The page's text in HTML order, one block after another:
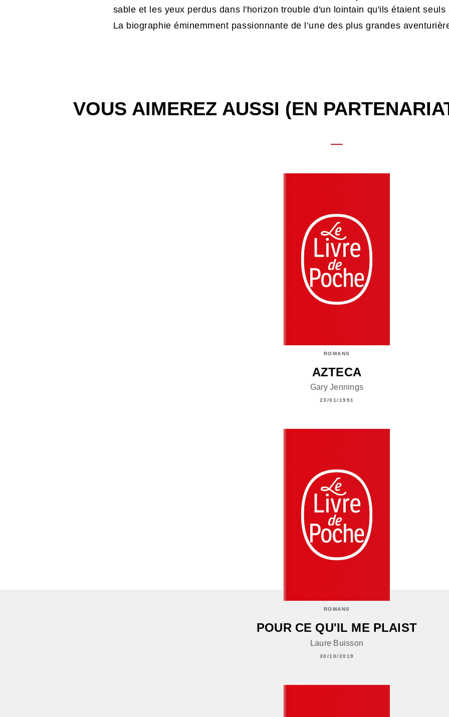
sable et les yeux perdus dans l'horizon trouble d'un lointain qu'ils étaient seuls
La biographie éminemment passionnante de l’une des plus grandes
VOUS AIMEREZ AUSSI (EN
ROMANS
AZTECA
Gary Jennings
23/01/1991
ROMANS
POUR CE QU'IL ME PLAIST
Laure Buisson
30/10/2019